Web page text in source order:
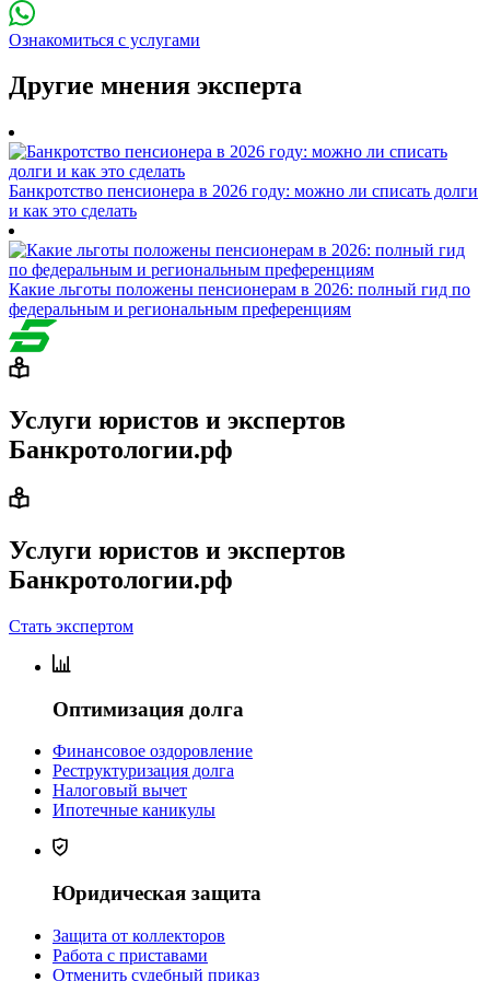
Ознакомиться с услугами
Другие мнения эксперта
Банкротство пенсионера в 2026 году: можно ли списать долги
и как это сделать
Какие льготы положены пенсионерам в 2026: полный гид по
федеральным и региональным преференциям
Услуги юристов и экспертов
Банкротологии.рф
Услуги юристов и экспертов
Банкротологии.рф
Стать экспертом
Оптимизация долга
Финансовое оздоровление
Реструктуризация долга
Налоговый вычет
Ипотечные каникулы
Юридическая защита
Защита от коллекторов
Работа с приставами
Отменить судебный приказ